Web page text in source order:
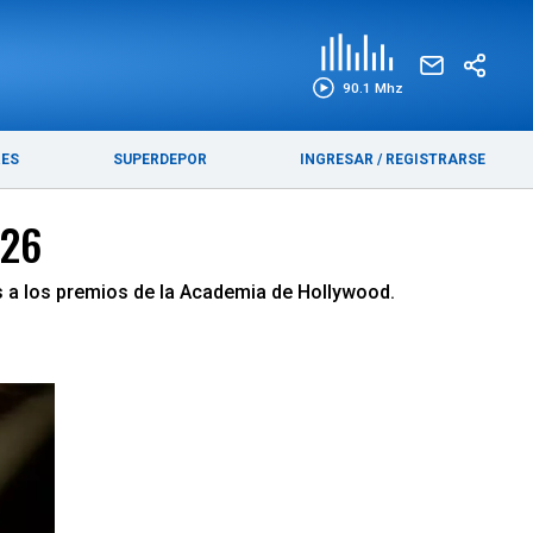
90.1 Mhz
SUPERDEPOR INGRESAR / REGISTRARSE
los premios de la Academia de Hollywood.